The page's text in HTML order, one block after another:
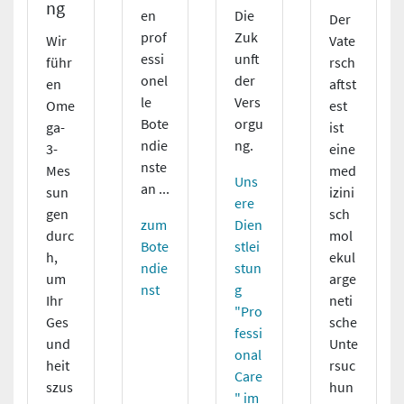
ng
Wir
führ
en
Ome
ga-
3-
Mes
sun
gen
durc
h,
um
Ihr
Ges
und
heit
szus
en
prof
essi
onel
le
Bote
ndie
nste
an ...
zum
Bote
ndie
nst
Die
Zuk
unft
der
Vers
orgu
ng.
Uns
ere
Dien
stlei
stun
g
"Pro
fessi
onal
Care
" im
Der
Vate
rsch
aftst
est
ist
eine
med
izini
sch
mol
ekul
arge
neti
sche
Unte
rsuc
hun